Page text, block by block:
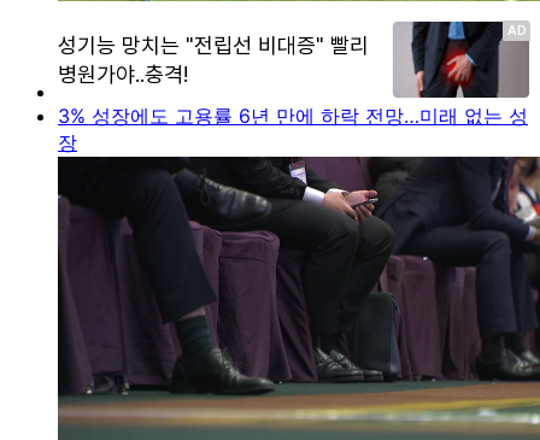
3% 성장에도 고용률 6년 만에 하락 전망…미래 없는 성
장